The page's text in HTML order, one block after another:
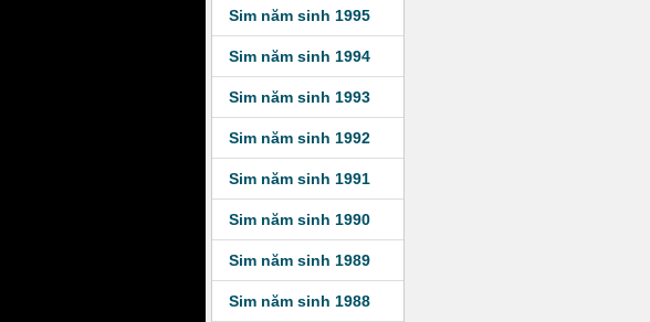
Sim năm sinh 1995
Sim năm sinh 1994
Sim năm sinh 1993
Sim năm sinh 1992
Sim năm sinh 1991
Sim năm sinh 1990
Sim năm sinh 1989
Sim năm sinh 1988